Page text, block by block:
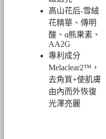
高山花后-雪絨
花精華、傳明
酸、α熊果素、
AA2G
專利成分
Melaclear2™，
去角質+使肌膚
由內而外恢復
光澤亮麗